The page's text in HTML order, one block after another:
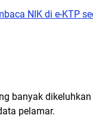
NIK di e-KTP
banyak
pelamar.